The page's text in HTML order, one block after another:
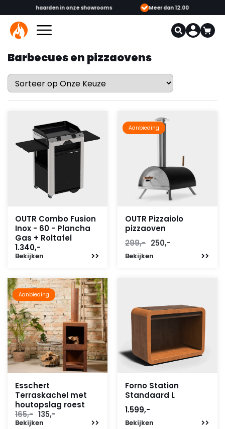
Meer dan 12.000 onderdelen verkrijgbaar
Barbecues en pizzaovens
OUTR Combo Fusion
Inox - 60 - Plancha
Gas + Roltafel
1.340,-
Bekijken
Aanbieding
OUTR Pizzaiolo
pizzaoven
299,- Oorspronkelijke
was:
250,-
Bekijken
Aanbieding
Esschert
Terraskachel met
houtopslag roest
165,- Oorspronkelijke
prijs
135,-
Bekijken
Forno Station
Standaard L
1.599,-
Bekijken